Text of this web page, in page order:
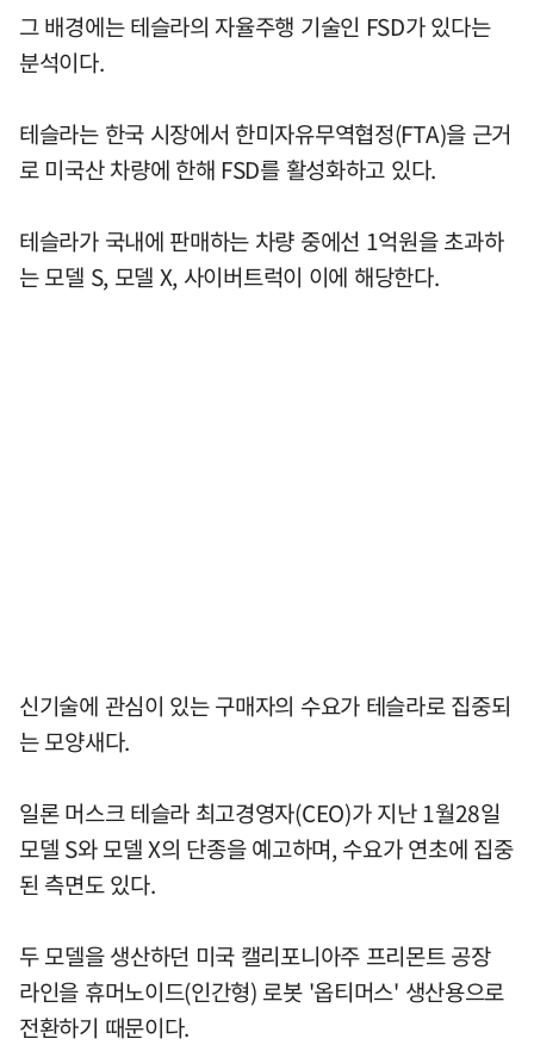
그 배경에는 테슬라의 자율주행 기술인 FSD가 있다는
분석이다.
테슬라는 한국 시장에서 한미자유무역협정(FTA)을 근거
로 미국산 차량에 한해 FSD를 활성화하고 있다.
테슬라가 국내에 판매하는 차량 중에선 1억원을 초과하
는 모델 S, 모델 X, 사이버트럭이 이에 해당한다.
신기술에 관심이 있는 구매자의 수요가 테슬라로 집중되
는 모양새다.
일론 머스크 테슬라 최고경영자(CEO)가 지난 1월28일
모델 S와 모델 X의 단종을 예고하며, 수요가 연초에 집중
된 측면도 있다.
두 모델을 생산하던 미국 캘리포니아주 프리몬트 공장
라인을 휴머노이드(인간형) 로봇 '옵티머스' 생산용으로
전환하기 때문이다.